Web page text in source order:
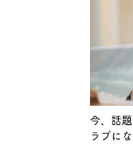
今、話
ラブに